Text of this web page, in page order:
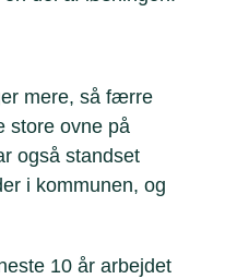
mere, så færre
store ovne på
også standset
i kommunen, og
10 år arbejdet